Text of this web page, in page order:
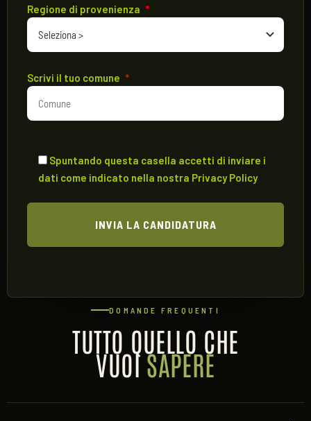
Regione di provenienza *
Scrivi il tuo comune *
Spuntando questa casella accetti di inviare i
dati come indicato nella nostra Privacy Policy
DOMANDE FREQUENTI
TUTTO QUELLO CHE
VUOISAPERE